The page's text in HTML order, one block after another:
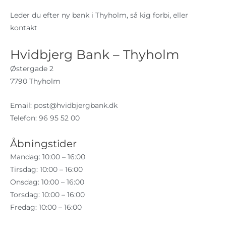
Leder du efter ny bank i Thyholm, så kig forbi, eller
kontakt
Hvidbjerg Bank – Thyholm
Østergade 2
7790 Thyholm
Email: post@hvidbjergbank.dk
Telefon: 96 95 52 00
Åbningstider
Mandag: 10:00 – 16:00
Tirsdag: 10:00 – 16:00
Onsdag: 10:00 – 16:00
Torsdag: 10:00 – 16:00
Fredag: 10:00 – 16:00